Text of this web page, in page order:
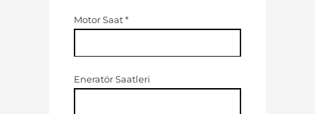
Motor Saat*
Eneratör Saatleri